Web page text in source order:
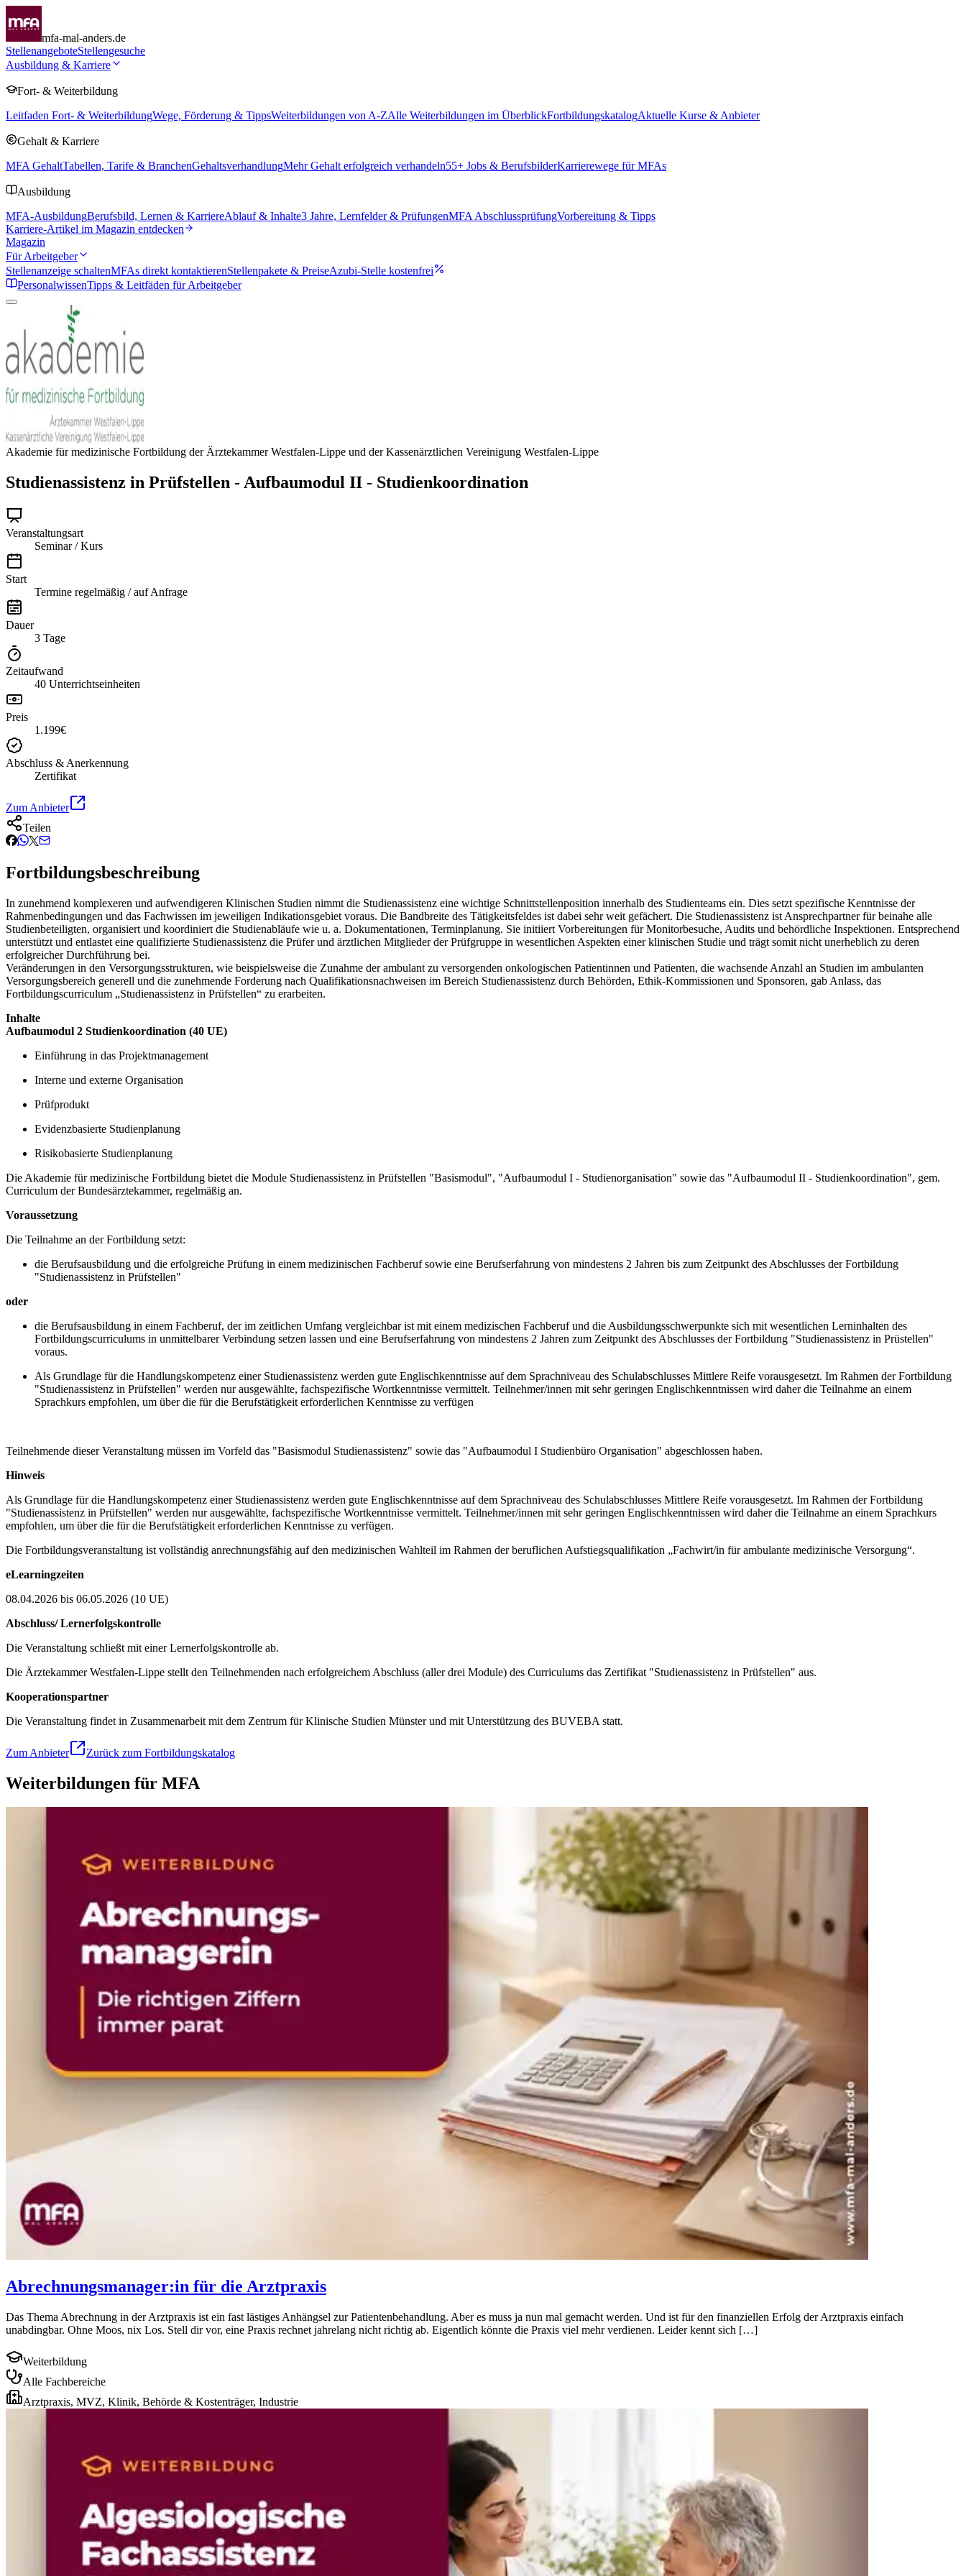
mfa-mal-anders.de
StellenangeboteStellengesuche
Ausbildung & Karriere
Fort- & Weiterbildung
Leitfaden Fort- & WeiterbildungWege, Förderung & TippsWeiterbildungen von A-ZAlle Weiterbildungen im ÜberblickFortbildungskatalogAktuelle Kurse & Anbieter
Gehalt & Karriere
MFA GehaltTabellen, Tarife & BranchenGehaltsverhandlungMehr Gehalt erfolgreich verhandeln55+ Jobs & BerufsbilderKarrierewege für MFAs
Ausbildung
MFA-AusbildungBerufsbild, Lernen & KarriereAblauf & Inhalte3 Jahre, Lernfelder & PrüfungenMFA AbschlussprüfungVorbereitung & Tipps
Karriere-Artikel im Magazin entdecken
Magazin
Für Arbeitgeber
Stellenanzeige schaltenMFAs direkt kontaktierenStellenpakete & PreiseAzubi-Stelle kostenfrei
PersonalwissenTipps & Leitfäden für Arbeitgeber
Akademie für medizinische Fortbildung der Ärztekammer Westfalen-Lippe und der Kassenärztlichen Vereinigung Westfalen-Lippe
Studienassistenz in Prüfstellen - Aufbaumodul II - Studienkoordination
Veranstaltungsart
Seminar / Kurs
Start
Termine regelmäßig / auf Anfrage
Dauer
3 Tage
Zeitaufwand
40 Unterrichtseinheiten
Preis
1.199€
Abschluss & Anerkennung
Zertifikat
Zum Anbieter
Teilen
Fortbildungsbeschreibung
In zunehmend komplexeren und aufwendigeren Klinischen Studien nimmt die Studienassistenz eine wichtige Schnittstellenposition innerhalb des Studienteams ein. Dies setzt spezifische Kenntnisse der
Rahmenbedingungen und das Fachwissen im jeweiligen Indikationsgebiet voraus. Die Bandbreite des Tätigkeitsfeldes ist dabei sehr weit gefächert. Die Studienassistenz ist Ansprechpartner für beinahe alle
Studienbeteiligten, organisiert und koordiniert die Studienabläufe wie u. a. Dokumentationen, Terminplanung. Sie initiiert Vorbereitungen für Monitorbesuche, Audits und behördliche Inspektionen. Entsprechend
unterstützt und entlastet eine qualifizierte Studienassistenz die Prüfer und ärztlichen Mitglieder der Prüfgruppe in wesentlichen Aspekten einer klinischen Studie und trägt somit nicht unerheblich zu deren
erfolgreicher Durchführung bei.
Veränderungen in den Versorgungsstrukturen, wie beispielsweise die Zunahme der ambulant zu versorgenden onkologischen Patientinnen und Patienten, die wachsende Anzahl an Studien im ambulanten
Versorgungsbereich generell und die zunehmende Forderung nach Qualifikationsnachweisen im Bereich Studienassistenz durch Behörden, Ethik-Kommissionen und Sponsoren, gab Anlass, das
Fortbildungscurriculum „Studienassistenz in Prüfstellen“ zu erarbeiten.
Inhalte
Aufbaumodul 2 Studienkoordination (40 UE)
Einführung in das Projektmanagement
Interne und externe Organisation
Prüfprodukt
Evidenzbasierte Studienplanung
Risikobasierte Studienplanung
Die Akademie für medizinische Fortbildung bietet die Module Studienassistenz in Prüfstellen "Basismodul", "Aufbaumodul I - Studienorganisation" sowie das "Aufbaumodul II - Studienkoordination", gem.
Curriculum der Bundesärztekammer, regelmäßig an.
Voraussetzung
Die Teilnahme an der Fortbildung setzt:
die Berufsausbildung und die erfolgreiche Prüfung in einem medizinischen Fachberuf sowie eine Berufserfahrung von mindestens 2 Jahren bis zum Zeitpunkt des Abschlusses der Fortbildung
"Studienassistenz in Prüfstellen"
oder
die Berufsausbildung in einem Fachberuf, der im zeitlichen Umfang vergleichbar ist mit einem medizischen Fachberuf und die Ausbildungsschwerpunkte sich mit wesentlichen Lerninhalten des
Fortbildungscurriculums in unmittelbarer Verbindung setzen lassen und eine Berufserfahrung von mindestens 2 Jahren zum Zeitpunkt des Abschlusses der Fortbildung "Studienassistenz in Prüstellen"
voraus.
Als Grundlage für die Handlungskompetenz einer Studienassistenz werden gute Englischkenntnisse auf dem Sprachniveau des Schulabschlusses Mittlere Reife vorausgesetzt. Im Rahmen der Fortbildung
"Studienassistenz in Prüfstellen" werden nur ausgewählte, fachspezifische Wortkenntnisse vermittelt. Teilnehmer/innen mit sehr geringen Englischkenntnissen wird daher die Teilnahme an einem
Sprachkurs empfohlen, um über die für die Berufstätigkeit erforderlichen Kenntnisse zu verfügen
Teilnehmende dieser Veranstaltung müssen im Vorfeld das "Basismodul Studienassistenz" sowie das "Aufbaumodul I Studienbüro Organisation" abgeschlossen haben.
Hinweis
Als Grundlage für die Handlungskompetenz einer Studienassistenz werden gute Englischkenntnisse auf dem Sprachniveau des Schulabschlusses Mittlere Reife vorausgesetzt. Im Rahmen der Fortbildung
"Studienassistenz in Prüfstellen" werden nur ausgewählte, fachspezifische Wortkenntnisse vermittelt. Teilnehmer/innen mit sehr geringen Englischkenntnissen wird daher die Teilnahme an einem Sprachkurs
empfohlen, um über die für die Berufstätigkeit erforderlichen Kenntnisse zu verfügen.
Die Fortbildungsveranstaltung ist vollständig anrechnungsfähig auf den medizinischen Wahlteil im Rahmen der beruflichen Aufstiegsqualifikation „Fachwirt/in für ambulante medizinische Versorgung“.
eLearningzeiten
08.04.2026 bis 06.05.2026 (10 UE)
Abschluss/ Lernerfolgskontrolle
Die Veranstaltung schließt mit einer Lernerfolgskontrolle ab.
Die Ärztekammer Westfalen-Lippe stellt den Teilnehmenden nach erfolgreichem Abschluss (aller drei Module) des Curriculums das Zertifikat "Studienassistenz in Prüfstellen" aus.
Kooperationspartner
Die Veranstaltung findet in Zusammenarbeit mit dem Zentrum für Klinische Studien Münster und mit Unterstützung des BUVEBA statt.
Zum Anbieter Zurück zum Fortbildungskatalog
Weiterbildungen für MFA
Abrechnungsmanager:in für die Arztpraxis
Das Thema Abrechnung in der Arztpraxis ist ein fast lästiges Anhängsel zur Patientenbehandlung. Aber es muss ja nun mal gemacht werden. Und ist für den finanziellen Erfolg der Arztpraxis einfach
unabdingbar. Ohne Moos, nix Los. Stell dir vor, eine Praxis rechnet jahrelang nicht richtig ab. Eigentlich könnte die Praxis viel mehr verdienen. Leider kennt sich […]
Weiterbildung
Alle Fachbereiche
Arztpraxis, MVZ, Klinik, Behörde & Kostenträger, Industrie